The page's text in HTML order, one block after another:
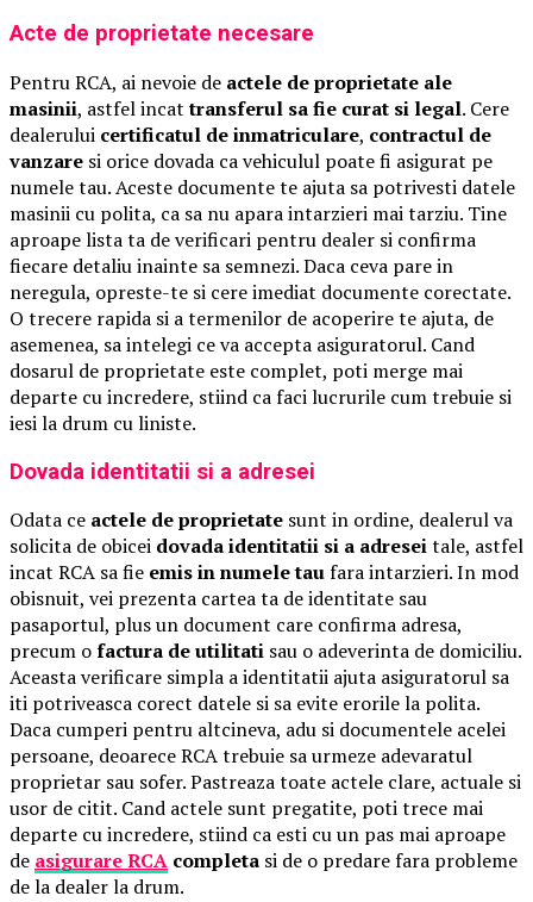
Acte de proprietate necesare
Pentru RCA, ai nevoie de actele de proprietate ale
masinii, astfel incattransferul sa fie curat si legal. Cere
dealerului certificatul de inmatriculare, contractul de
vanzare si orice dovada ca vehiculul poate fi asigurat pe
numele tau. Aceste documente te ajuta sa potrivesti datele
masinii cu polita, ca sa nu apara intarzieri mai tarziu. Tine
aproape lista ta de verificari pentru dealer si confirma
fiecare detaliu inainte sa semnezi. Daca ceva pare in
neregula, opreste-te si cere imediat documente corectate.
O trecere rapida si a termenilor de acoperire te ajuta, de
asemenea, sa intelegi ce va accepta asiguratorul. Cand
dosarul de proprietate este complet, poti merge mai
departe cu incredere, stiind ca faci lucrurile cum trebuie si
iesi la drum cu liniste.
Dovada identitatii si a adresei
Odata ce actele de proprietate sunt in ordine, dealerul va
solicita de obicei dovada identitatii si a adreseitale, astfel
incat RCA sa fie emis in numele taufara intarzieri. In mod
obisnuit, vei prezenta cartea ta de identitate sau
pasaportul, plus un document care confirma adresa,
precum ofactura de utilitati sau o adeverinta de domiciliu.
Aceasta verificare simpla a identitatii ajuta asiguratorul sa
iti potriveasca corect datele si sa evite erorile la polita.
Daca cumperi pentru altcineva, adu si documentele acelei
persoane, deoarece RCA trebuie sa urmeze adevaratul
proprietar sau sofer. Pastreaza toate actele clare, actuale si
usor de citit. Cand actele sunt pregatite, poti trece mai
departe cu incredere, stiind ca esti cu un pas mai aproape
de asigurare RCA completa si de o predare fara probleme
de la dealer la drum.